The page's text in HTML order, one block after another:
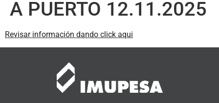
A PUERTO 12.11.2025
Revisar información dando click aqui